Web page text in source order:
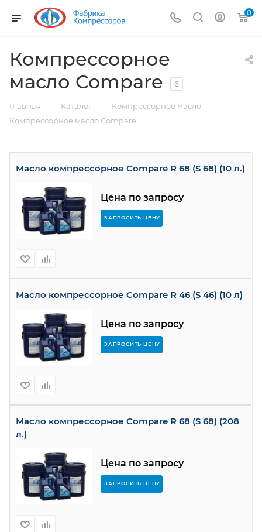
0
Компрессорное
масло Compare
6
Главная — Каталог — Компрессорное масло —
Компрессорное масло Compare
Масло компрессорное Compare R 68 (S 68) (10 л.)
Цена по запросу
ЗАПРОСИТЬ ЦЕНУ
Масло компрессорное Compare R 46 (S 46) (10 л)
Цена по запросу
ЗАПРОСИТЬ ЦЕНУ
Масло компрессорное Compare R 68 (S 68) (208
л.)
Цена по запросу
ЗАПРОСИТЬ ЦЕНУ